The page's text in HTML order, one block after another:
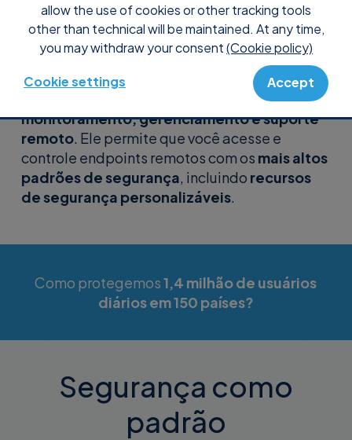
allow the use of cookies or other tracking tools
other than technical will be maintained. At any time,
you may withdraw your consent(Cookie policy)
Cookie settings Accept
monitoramento, gerenciamento e suporte
remoto. Ele permite que você acesse e
controle endpoints remotos com os mais altos
padrões de segurança, incluindo recursos
de segurança personalizáveis.
Como protegemos1,4 milhão de usuários
diários em 150 países?
Segurança como
padrão